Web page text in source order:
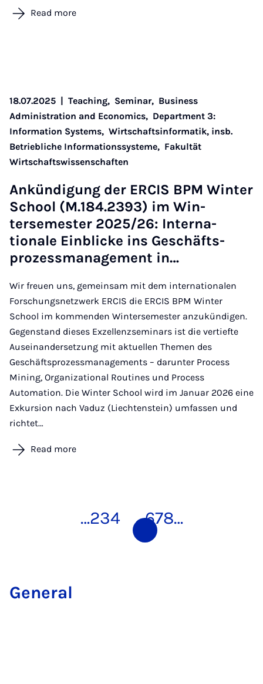
Read more
18.07.2025 Teaching, Seminar, Business
Administration and Economics, Department 3:
Information Systems, Wirtschaftsinformatik, insb.
Betriebliche Informationssysteme, Fakultät
Wirtschaftswissenschaften
Ankündi­gung der ER­CIS BPM Winter
School (M.184.2393) im Win­
tersemester 2025/26: In­ter­na­
tionale Ein­blicke ins Geschäft­s­
prozess­man­age­ment in…
Wir freuen uns, gemeinsam mit dem internationalen
Forschungsnetzwerk ERCIS die ERCIS BPM Winter
School im kommenden Wintersemester anzukündigen.
Gegenstand dieses Exzellenzseminars ist die vertiefte
Auseinandersetzung mit aktuellen Themen des
Geschäftsprozessmanagements – darunter Process
Mining, Organizational Routines und Process
Automation. Die Winter School wird im Januar 2026 eine
Exkursion nach Vaduz (Liechtenstein) umfassen und
richtet…
Read more
…234 5 678…
Gen­er­al